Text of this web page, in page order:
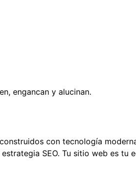
engancan y alucinan.
con tecnología
SEO. Tu sitio web es tu